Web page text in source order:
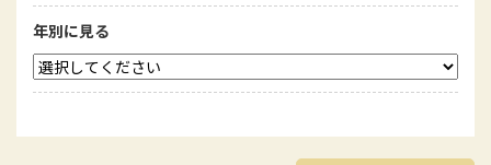
年別に見る